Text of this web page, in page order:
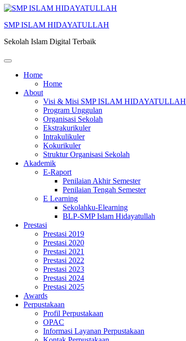
SMP ISLAM HIDAYATULLAH
Sekolah Islam Digital Terbaik
Home
Home
About
Visi & Misi SMP ISLAM HIDAYATULLAH
Program Unggulan
Organisasi Sekolah
Ekstrakurikuler
Intrakulikuler
Kokurikuler
Struktur Organisasi Sekolah
Akademik
E-Raport
Penilaian Akhir Semester
Penilaian Tengah Semester
E Learning
Sekolahku-Elearning
BLP-SMP Islam Hidayatullah
Prestasi
Prestasi 2019
Prestasi 2020
Prestasi 2021
Prestasi 2022
Prestasi 2023
Prestasi 2024
Prestasi 2025
Awards
Perpustakaan
Profil Perpustakaan
OPAC
Informasi Layanan Perpustakaan